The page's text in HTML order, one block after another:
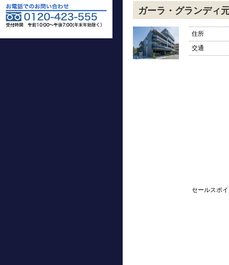
ガーラ・グランディ
住所
交通
セールスポ